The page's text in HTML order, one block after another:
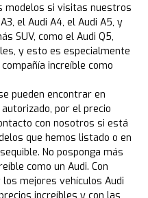
modelos si visitas nuestros
el Audi A4, el Audi A5, y
SUV, como el Audi Q5,
y esto es especialmente
increíble como
pueden encontrar en
por el precio
con nosotros si está
que hemos listado o en
No posponga más
como un Audi. Con
mejores vehículos Audi